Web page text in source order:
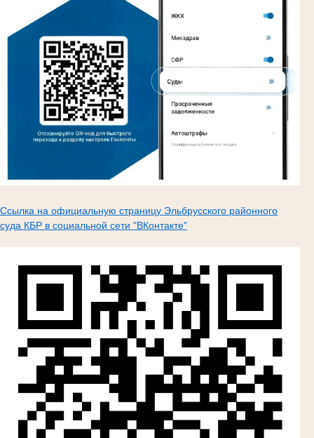
Ссылка на официальную страницу Эльбрусского районного
суда КБР в социальной сети "ВКонтакте"